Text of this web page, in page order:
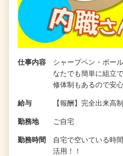
仕事内容
シャープペン・ボー
なたでも簡単に組立
修体制もあるので安
給与 【報酬】完全出来高制
勤務地 ご自宅
勤務時間
自宅で空いている時
活用！！